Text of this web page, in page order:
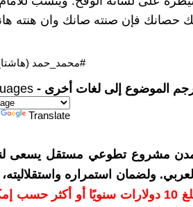
حصانك فإن صنته صانك وان هنته
#محمد_حمد
الموضوع إلى لغات أخرى -
Translate
مشروع تطوعي مستقل يسعى
ولضمان استمراره
بدعمكم بمبلغ 10 دولارات سنويًا أو